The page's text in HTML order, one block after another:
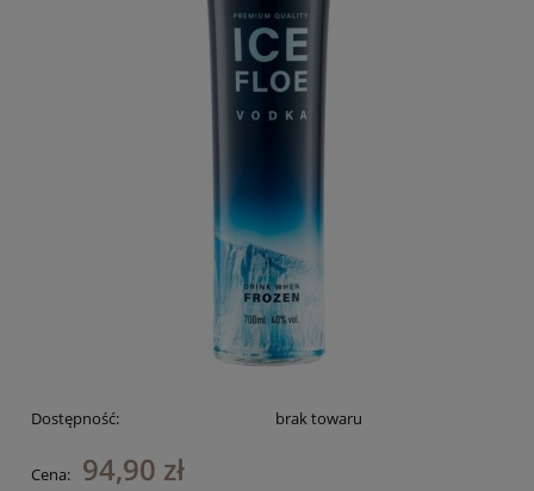
Dostępność: brak towaru
Cena: 94,90 zł